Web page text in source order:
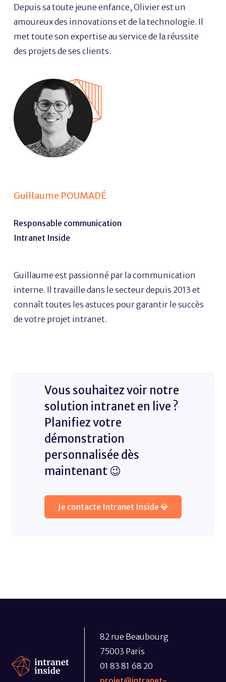
Depuis sa toute jeune enfance, Olivier est un
amoureux des innovations et de la technologie. Il
met toute son expertise au service de la réussite
des projets de ses clients.
Guillaume POUMADÉ
Responsable communication
Intranet Inside
Guillaume est passionné par la communication
interne. Il travaille dans le secteur depuis 2013 et
connaît toutes les astuces pour garantir le succès
de votre projet intranet.
Vous souhaitez voir notre
solution intranet en live ?
Planifiez votre
démonstration
personnalisée dès
maintenant 😉
Je contacte Intranet Inside 💎
82 rue Beaubourg
75003 Paris
01 83 81 68 20